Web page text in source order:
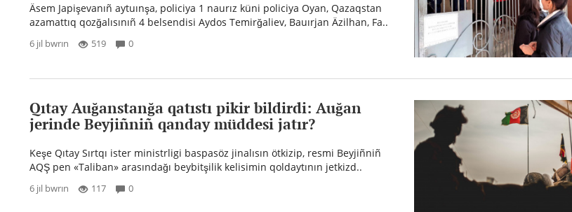
Äsem Japişevanıñ aytuınşa, policiya 1 naurız küni policiya Oyan, Qazaqstan
azamattıq qozğalısınıñ 4 belsendisi Aydos Temirğaliev, Bauırjan Äzilhan, Fa..
6 jıl bwrın 519 0
Qıtay Auğanstanğa qatıstı pikir bildirdi: Auğan
jerinde Beyjiñniñ qanday müddesi jatır?
Keşe Qıtay Sırtqı ister ministrligi baspasöz jinalısın ötkizip, resmi Beyjiñniñ
AQŞ pen «Taliban» arasındağı beybitşilik kelisimin qoldaytının jetkizd..
6 jıl bwrın 117 0